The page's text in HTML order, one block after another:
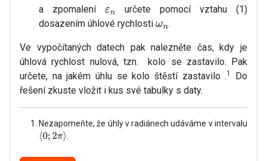
a zpomalení εn
určete pomocí vztahu (1)
dosazením úhlové rychlosti ωn.
Ve vypočítaných datech pak nalezněte čas, kdy je
úhlová rychlost nulová, tzn. kolo se zastavilo. Pak
určete, na jakém úhlu se kolo štěstí zastavilo .1
Do
řešení zkuste vložit i kus své tabulky s daty.
Nezapomeňte, že úhly v radiánech udáváme v intervalu
⟨0;2π⟩